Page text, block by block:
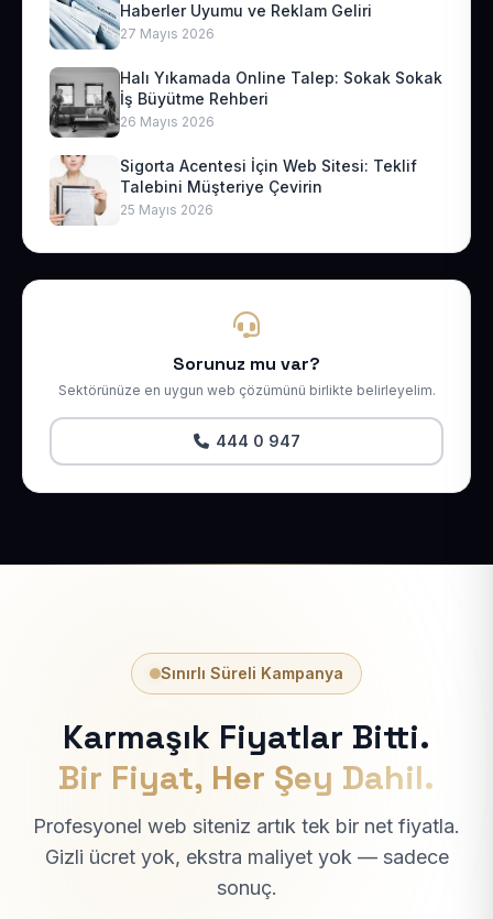
Haberler Uyumu ve Reklam Geliri
27 Mayıs 2026
Halı Yıkamada Online Talep: Sokak Sokak
İş Büyütme Rehberi
26 Mayıs 2026
Sigorta Acentesi İçin Web Sitesi: Teklif
Talebini Müşteriye Çevirin
25 Mayıs 2026
Sorunuz mu var?
Sektörünüze en uygun web çözümünü birlikte belirleyelim.
444 0 947
Sınırlı Süreli Kampanya
Karmaşık Fiyatlar Bitti.
Bir Fiyat, Her Şey Dahil.
Profesyonel web siteniz artık tek bir net fiyatla.
Gizli ücret yok, ekstra maliyet yok — sadece
sonuç.